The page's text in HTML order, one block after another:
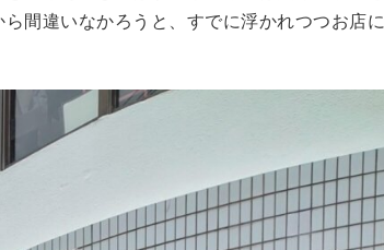
間違いなかろうと、すでに浮かれつつお店に